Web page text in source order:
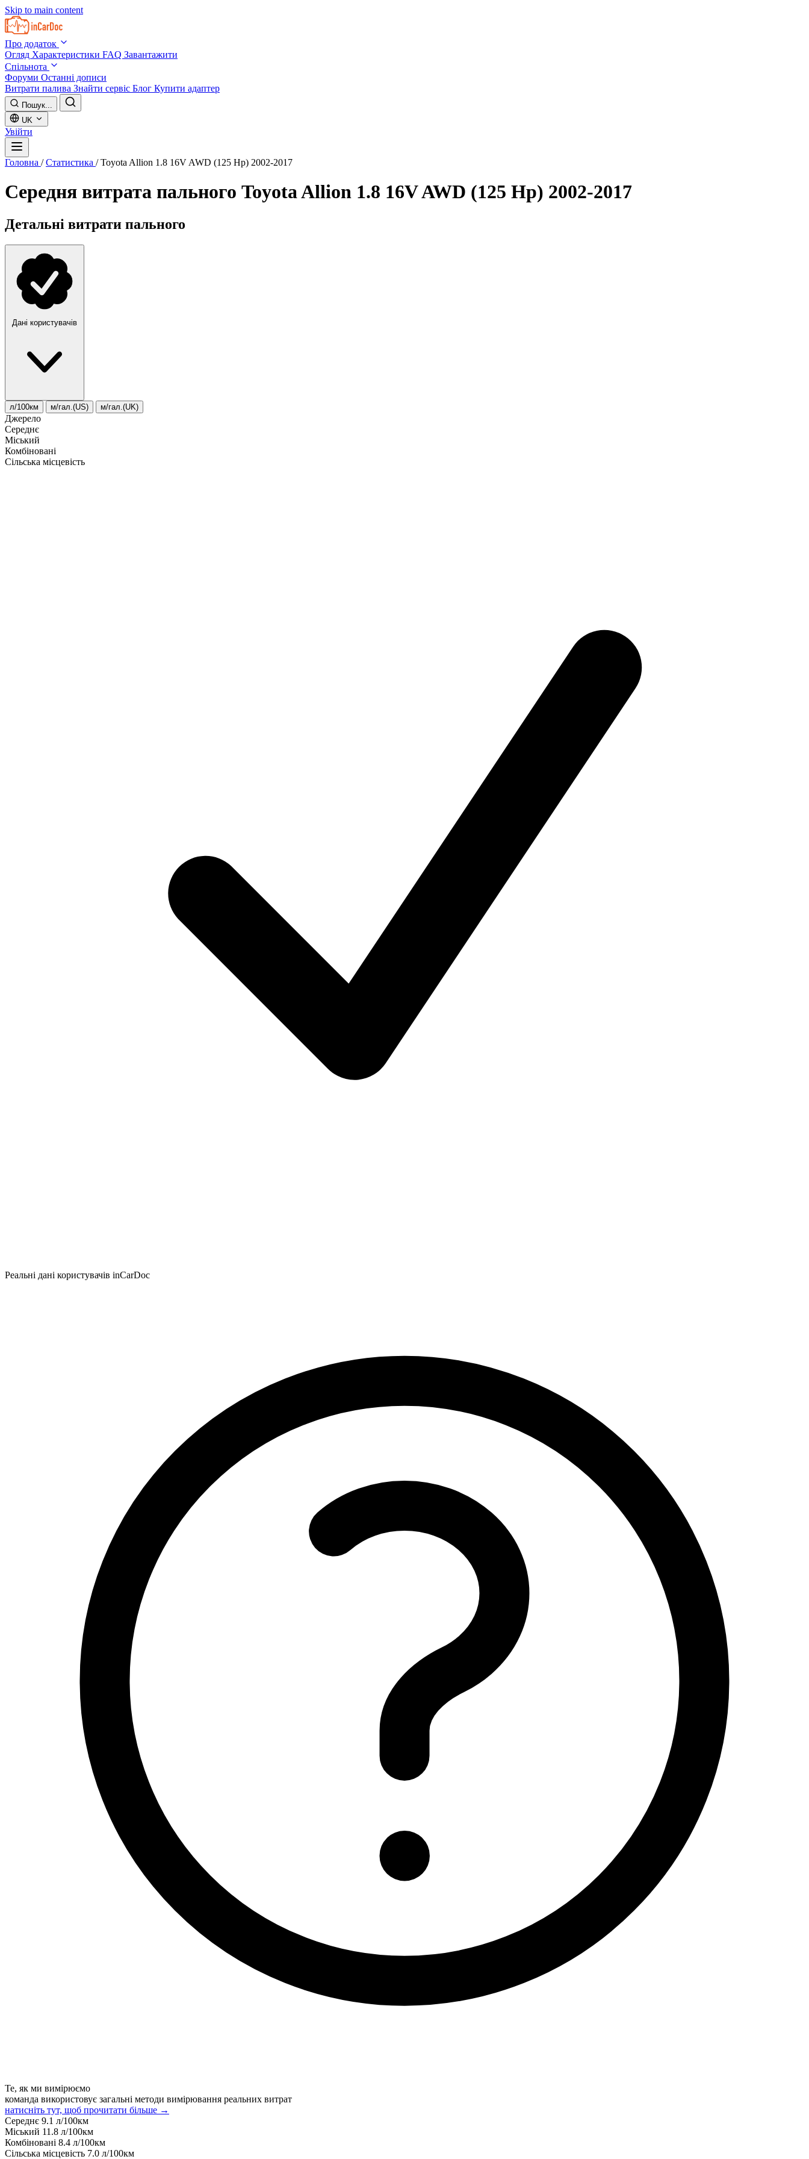
Skip to main content
Про додаток
Огляд Характеристики FAQ Завантажити
Спільнота
Форуми Останні дописи
Витрати палива Знайти сервіс Блог Купити адаптер
Пошук...
UK
Увійти
Головна / Статистика / Toyota Allion 1.8 16V AWD (125 Hp) 2002-2017
Середня витрата пального Toyota Allion 1.8 16V AWD (125 Hp) 2002-2017
Детальні витрати пального
Дані користувачів
л/100км м/гал.(US) м/гал.(UK)
Джерело
Середнє
Міський
Комбіновані
Сільська місцевість
Реальні дані користувачів inCarDoc
Те, як ми вимірюємо
команда використовує загальні методи вимірювання реальних витрат
натисніть тут, щоб прочитати більше →
Середнє 9.1 л/100км
Міський 11.8 л/100км
Комбіновані 8.4 л/100км
Сільська місцевість 7.0 л/100км